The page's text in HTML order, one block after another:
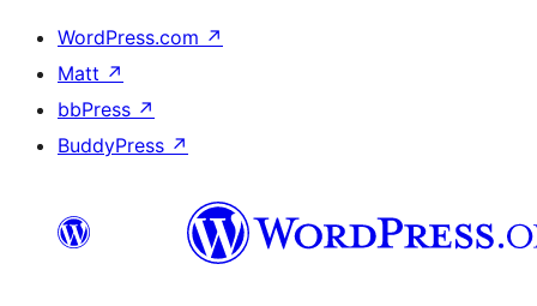
WordPress.com ↗
Matt ↗
bbPress ↗
BuddyPress ↗